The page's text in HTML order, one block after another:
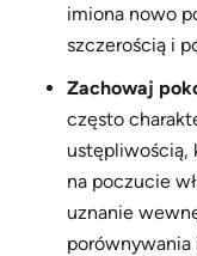
imiona nowo
szczerością i
Zachowaj
często
ustępliwością,
na poczucie
uznanie
porównywania